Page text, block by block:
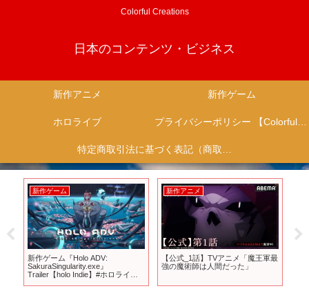
Colorful Creations
日本のコンテンツ・ビジネス
新作アニメ 新作ゲーム
ホロライブ プライバシーポリシー 【Colorful Creation】
特定商取引法に基づく表記（商取引に関する開示）
新作ゲーム
新作ゲーム『Holo ADV:
SakuraSingularity.exe』
Trailer【holo Indie】#ホロライブ #
新作アニメ
【公式_1話】TVアニメ「魔王軍最
強の魔術師は人間だった」